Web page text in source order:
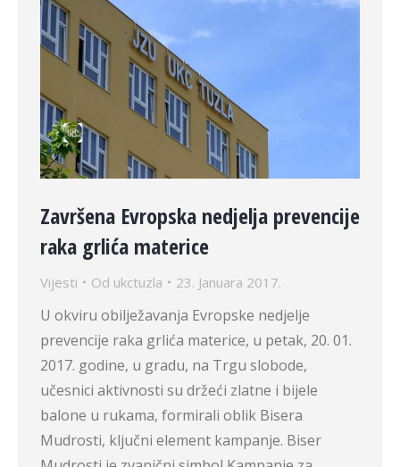
Završena Evropska nedjelja prevencije
raka grlića materice
Vijesti Od ukctuzla 23. Januara 2017.
U okviru obilježavanja Evropske nedjelje
prevencije raka grlića materice, u petak, 20. 01.
2017. godine, u gradu, na Trgu slobode,
učesnici aktivnosti su držeći zlatne i bijele
balone u rukama, formirali oblik Bisera
Mudrosti, ključni element kampanje. Biser